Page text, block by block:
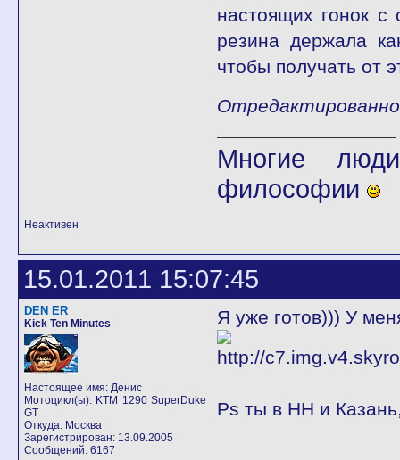
настоящих гонок
резина держала
чтобы получать от
Многие
философии
Неактивен
15.01.2011 15:07:45
DEN ER
Kick Ten Minutes
Настоящее имя: Денис
Мотоцикл(ы): KTM 1290 SuperDuke
GT
Откуда: Москва
Зарегистрирован: 13.09.2005
Сообщений: 6167
Я уже готов))) У
Ps ты в НН и